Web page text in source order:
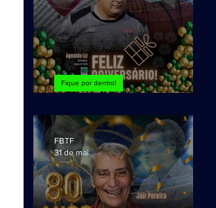
Fique por dentro!
FBTF
31 de mai.